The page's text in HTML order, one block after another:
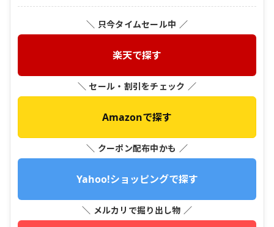
＼ 只今タイムセール中 ／
楽天で探す
＼ セール・割引をチェック ／
Amazonで探す
＼ クーポン配布中かも ／
Yahoo!ショッピングで探す
＼ メルカリで掘り出し物 ／